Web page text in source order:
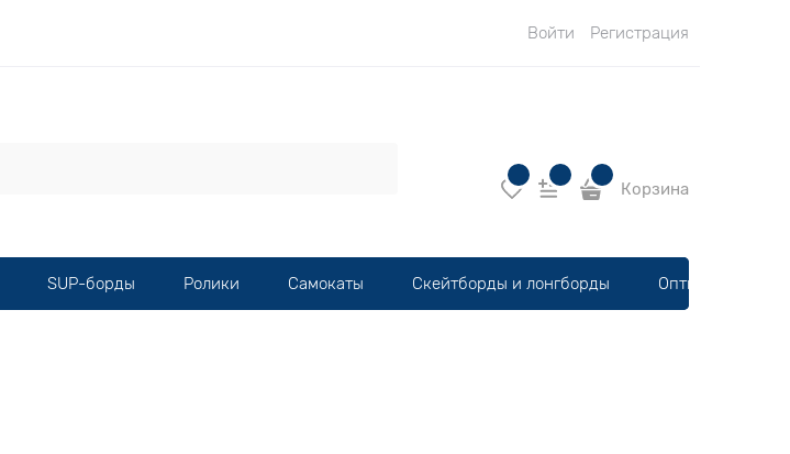
Войти Регистрация
Корзина
SUP-борды Ролики Самокаты Скейтборды и лонгборды Оптика, шлемы